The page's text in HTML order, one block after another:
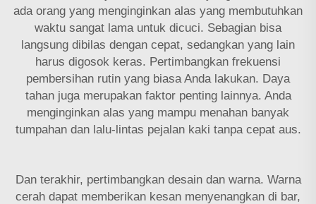
ada orang yang menginginkan alas yang membutuhkan
waktu sangat lama untuk dicuci. Sebagian bisa
langsung dibilas dengan cepat, sedangkan yang lain
harus digosok keras. Pertimbangkan frekuensi
pembersihan rutin yang biasa Anda lakukan. Daya
tahan juga merupakan faktor penting lainnya. Anda
menginginkan alas yang mampu menahan banyak
tumpahan dan lalu-lintas pejalan kaki tanpa cepat aus.
Dan terakhir, pertimbangkan desain dan warna. Warna
cerah dapat memberikan kesan menyenangkan di bar,